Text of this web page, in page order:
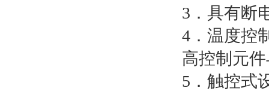
3．具有断
4．温度控
高控制元
5．触控式